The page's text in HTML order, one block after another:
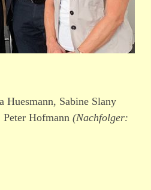
Sabine Slany
Hofmann (Nachfolger: